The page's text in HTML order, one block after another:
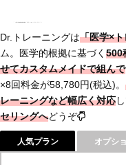
Dr.トレーニングは「医学×
ム。医学的根拠に基づく 500
せてカスタムメイドで組んで
×8回料金が58,780円(税込)。
レーニングなど幅広く対応
セリングへどうぞ
人気プラン オプシ